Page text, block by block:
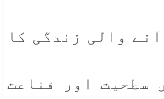
والی زندگی کا
سطحیت اور قناعت